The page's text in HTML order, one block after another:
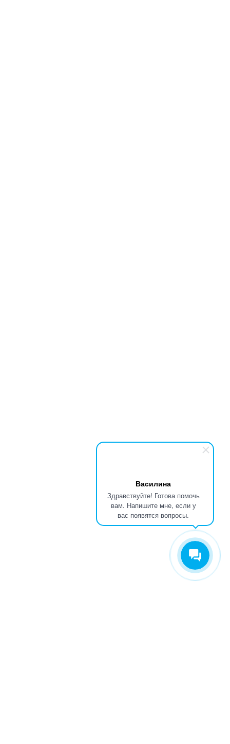
Василина
Здравствуйте! Готова помочь
вам. Напишите мне, если у
вас появятся вопросы.